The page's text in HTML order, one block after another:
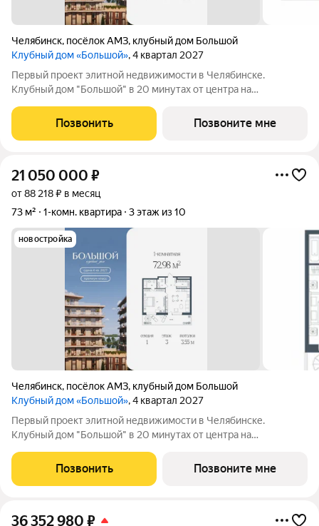
Челябинск, посёлок АМЗ, клубный дом Большой
Клубный дом «Большой», 4 квартал 2027
Первый проект элитной недвижимости в Челябинске.
Клубный дом "Большой" в 20 минутах от центра на
это единственное место в городе, где открывается
потрясающий вид на Шершнёвское водохранилище.
Позвонить Позвоните мне
21 050 000 ₽
от 88 218 ₽ в месяц
73 м²
1-комн. квартира 3 этаж из 10
новостройка
Челябинск, посёлок АМЗ, клубный дом Большой
Клубный дом «Большой», 4 квартал 2027
Первый проект элитной недвижимости в Челябинске.
Клубный дом "Большой" в 20 минутах от центра на
это единственное место в городе, где открывается
потрясающий вид на Шершнёвское водохранилище.
Позвонить Позвоните мне
36 352 980 ₽